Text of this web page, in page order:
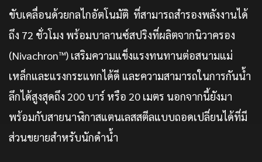
ขับเคลื่อนด้วยกลไกอัตโนมัติ ที่สามารถสำรองพลังงานได้
ถึง 72 ชั่วโมง พร้อมบาลานซ์สปริงที่ผลิตจากนิวาครอง
(Nivachron™) เสริมความแข็งแรงทนทานต่อสนามแม่
เหล็กและแรงกระแทกได้ดี และความสามารถในการกันน้ำ
ลึกได้สูงสุดถึง 200 บาร์ หรือ 20 เมตร นอกจากนี้ยังมา
พร้อมกับสายนาฬิกาสแตนเลสสตีลแบบถอดเปลี่ยนได้ที่มี
ส่วนขยายสำหรับนักดำน้ำ